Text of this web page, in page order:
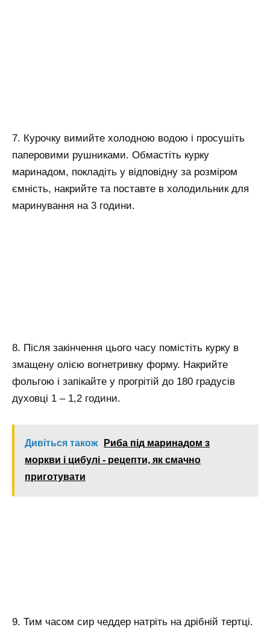
7. Курочку вимийте холодною водою і просушіть
паперовими рушниками. Обмастіть курку
маринадом, покладіть у відповідну за розміром
ємність, накрийте та поставте в холодильник для
маринування на 3 години.
8. Після закінчення цього часу помістіть курку в
змащену олією вогнетривку форму. Накрийте
фольгою і запікайте у прогрітій до 180 градусів
духовці 1 – 1,2 години.
Дивіться також
Риба під маринадом з
моркви і цибулі - рецепти, як смачно
приготувати
9. Тим часом сир чеддер натріть на дрібній тертці.